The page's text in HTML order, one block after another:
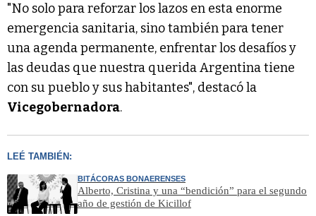
"No solo para reforzar los lazos en esta enorme
emergencia sanitaria, sino también para tener
una agenda permanente, enfrentar los desafíos y
las deudas que nuestra querida Argentina tiene
con su pueblo y sus habitantes", destacó la
Vicegobernadora.
LEÉ TAMBIÉN:
BITÁCORAS BONAERENSES
Alberto, Cristina y una “bendición” para el segundo
año de gestión de Kicillof